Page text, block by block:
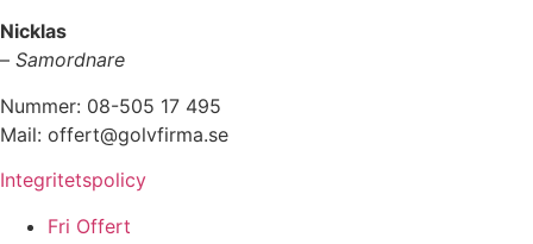
Nicklas
– Samordnare
Nummer: 08-505 17 495
Mail: offert@golvfirma.se
Integritetspolicy
Fri Offert